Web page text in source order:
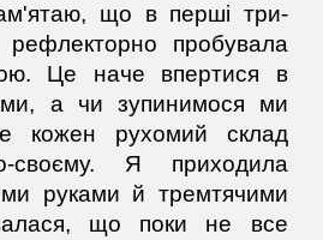
що в перші три-
пробувала
Це наче впертися в
а чи зупинимося ми
кожен рухомий склад
своєму. Я приходила
руками й тремтячими
що поки не все